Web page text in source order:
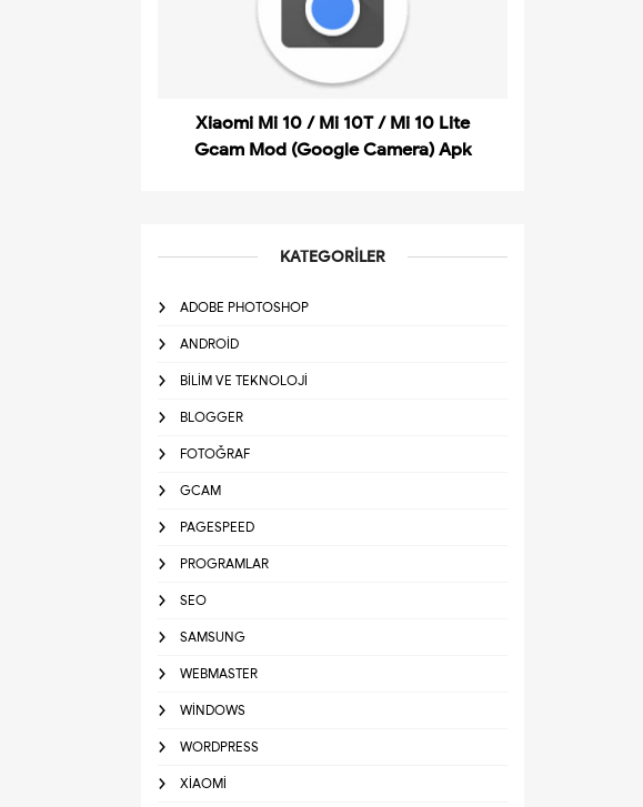
Xiaomi Mi 10 / Mi 10T / Mi 10 Lite
Gcam Mod (Google Camera) Apk
KATEGORILER
ADOBE PHOTOSHOP
ANDROID
BILIM VE TEKNOLOJI
BLOGGER
FOTOĞRAF
GCAM
PAGESPEED
PROGRAMLAR
SEO
SAMSUNG
WEBMASTER
WINDOWS
WORDPRESS
XIAOMI